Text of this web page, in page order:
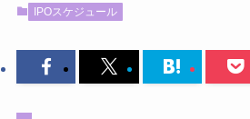
IPOスケジュール